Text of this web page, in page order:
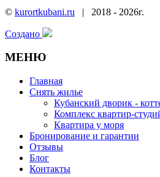
© kurortkubani.ru | 2018 - 2026г.
Создано
МЕНЮ
Главная
Снять жилье
Кубанский дворик -
Комплекс квартир-
Квартира у моря
Бронирование и гарантии
Отзывы
Блог
Контакты